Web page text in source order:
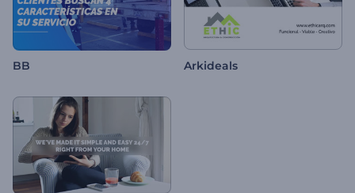
BB Arkideals